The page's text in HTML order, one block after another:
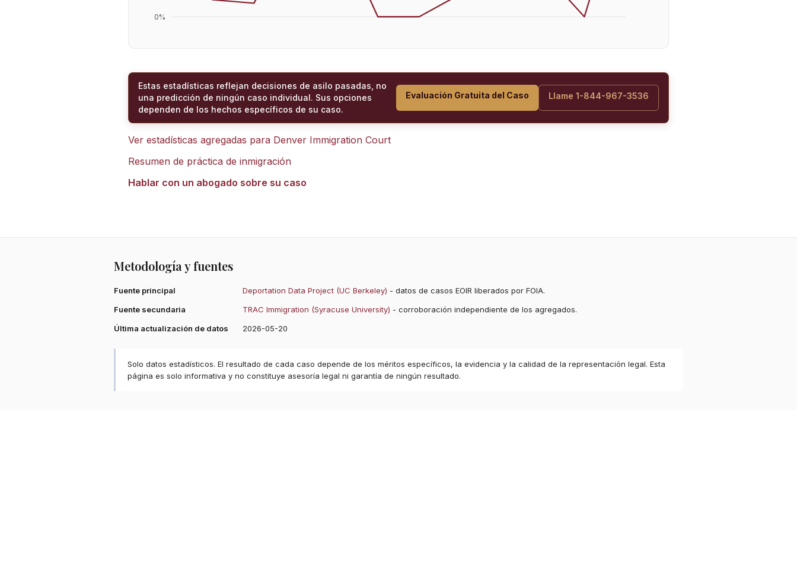
0%
Estas estadísticas reflejan decisiones de asilo pasadas, no
una predicción de ningún caso individual. Sus opciones
dependen de los hechos específicos de su caso.
Evaluación Gratuita del Caso Llame 1-844-967-3536
Ver estadísticas agregadas para Denver Immigration Court
Resumen de práctica de inmigración
Hablar con un abogado sobre su caso
Metodología y fuentes
Fuente principal Deportation Data Project (UC Berkeley) - datos de casos EOIR liberados por FOIA.
Fuente secundaria
TRAC Immigration (Syracuse University) - corroboración independiente de los agregados.
Última actualización de datos
2026-05-20
Solo datos estadísticos. El resultado de cada caso depende de los méritos específicos, la evidencia y la calidad de la representación legal. Esta
página es solo informativa y no constituye asesoría legal ni garantía de ningún resultado.